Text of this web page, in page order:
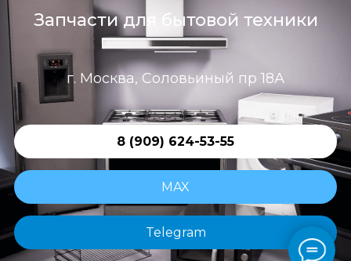
Запчасти для бытовой техники
г. Москва, Соловьиный пр 18А
8 (909) 624-53-55
MAX
Telegram